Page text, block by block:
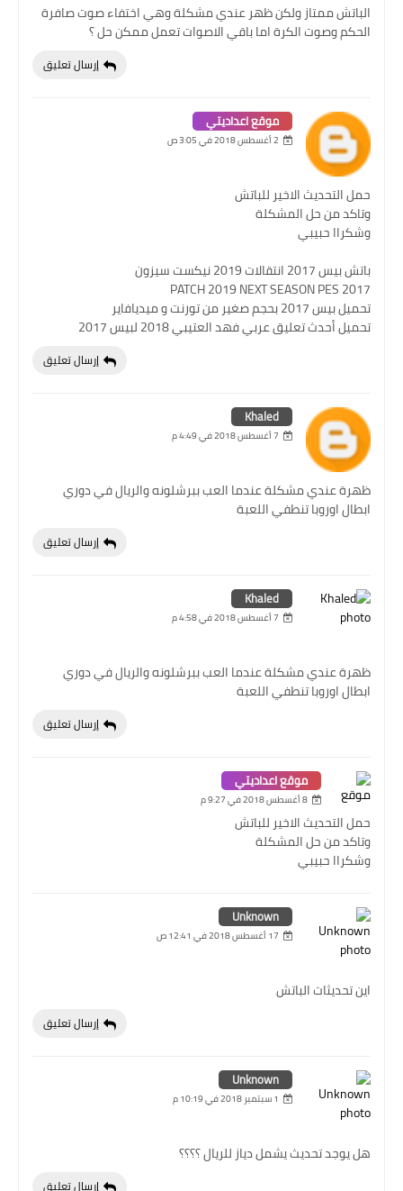
الباتش ممتاز ولكن ظهر عندي مشكلة وهي اختفاء صوت صافرة
الحكم وصوت الكرة اما باقي الاصوات تعمل ممكن حل ؟
إرسال تعليق
موقع اعداديتي
2 أغسطس 2018 في 3:05 ص
حمل التحديث الاخير للباتش
وتاكد من حل المشكلة
وشكراا حبيبي
باتش بيس 2017 انتقالات 2019 نيكست سيزون
PATCH 2019 NEXT SEASON PES 2017
تحميل بيس 2017 بحجم صغير من تورنت و ميديافاير
تحميل أحدث تعليق عربي فهد العتيبي 2018 لبيس 2017
إرسال تعليق
Khaled
7 أغسطس 2018 في 4:49 م
ظهرة عندي مشكلة عندما العب ببرشلونه والريال في دوري
ابطال اوروبا تنطفي اللعبة
إرسال تعليق
Khaled
7 أغسطس 2018 في 4:58 م
ظهرة عندي مشكلة عندما العب ببرشلونه والريال في دوري
ابطال اوروبا تنطفي اللعبة
إرسال تعليق
موقع اعداديتي
8 أغسطس 2018 في 9:27 م
حمل التحديث الاخير للباتش
وتاكد من حل المشكلة
وشكراا حبيبي
Unknown
17 أغسطس 2018 في 12:41 ص
اين تحديثات الباتش
إرسال تعليق
Unknown
1 سبتمبر 2018 في 10:19 م
هل يوجد تحديث يشمل دياز للريال ؟؟؟؟
إرسال تعليق